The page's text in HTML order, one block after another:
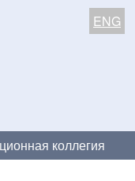
ENG
коллегия